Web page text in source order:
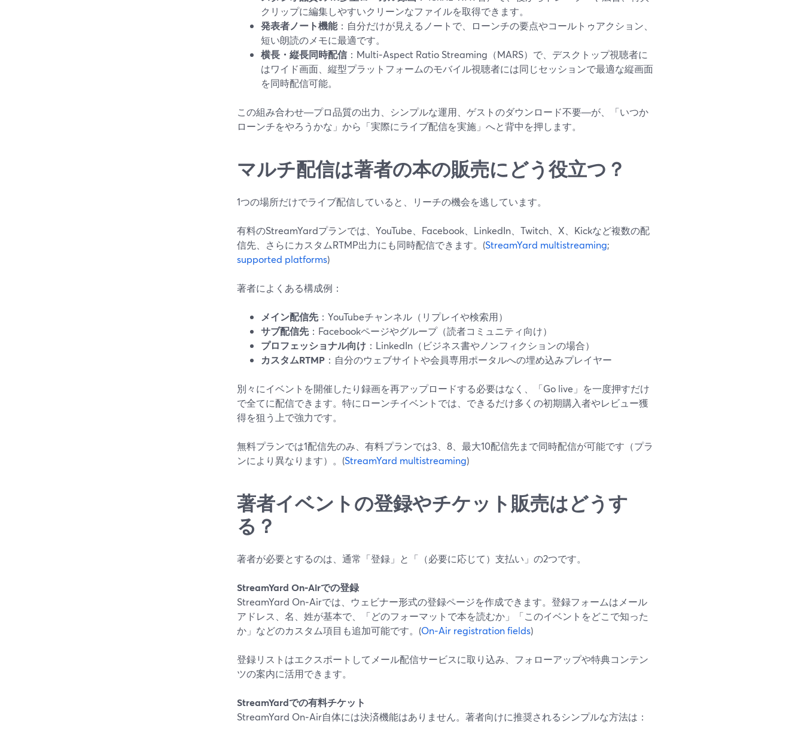
クリップに編集しやすいクリーンなファイルを取得できます。
発表者ノート機能：自分だけが見えるノートで、ローンチの要点やコールトゥアクション、
短い朗読のメモに最適です。
横長・縦長同時配信 ：Multi‑Aspect Ratio Streaming（MARS）で、デスクトップ視聴者に
はワイド画面、縦型プラットフォームのモバイル視聴者には同じセッションで最適な縦画面
を同時配信可能。
この組み合わせ―プロ品質の出力、シンプルな運用、ゲストのダウンロード不要―が、「いつか
ローンチをやろうかな」から「実際にライブ配信を実施」へと背中を押します。
マルチ配信は著者の本の販売にどう役立つ？
1つの場所だけでライブ配信していると、リーチの機会を逃しています。
有料のStreamYardプランでは、YouTube、Facebook、LinkedIn、Twitch、X、Kickなど複数の配
信先、さらにカスタムRTMP出力にも同時配信できます。(StreamYard multistreaming;
supported platforms)
著者によくある構成例：
メイン配信先：YouTubeチャンネル（リプレイや検索用）
サブ配信先：Facebookページやグループ（読者コミュニティ向け）
プロフェッショナル向け ：LinkedIn（ビジネス書やノンフィクションの場合）
カスタムRTMP ：自分のウェブサイトや会員専用ポータルへの埋め込みプレイヤー
別々にイベントを開催したり録画を再アップロードする必要はなく、「Go live」を一度押すだけ
で全てに配信できます。特にローンチイベントでは、できるだけ多くの初期購入者やレビュー獲
得を狙う上で強力です。
無料プランでは1配信先のみ、有料プランでは3、8、最大10配信先まで同時配信が可能です（プラ
ンにより異なります）。(StreamYard multistreaming)
著者イベントの登録やチケット販売はどうす
る？
著者が必要とするのは、通常「登録」と「（必要に応じて）支払い」の2つです。
StreamYard On‑Airでの登録
StreamYard On‑Airでは、ウェビナー形式の登録ページを作成できます。登録フォームはメール
アドレス、名、姓が基本で、「どのフォーマットで本を読むか」「このイベントをどこで知った
か」などのカスタム項目も追加可能です。(On‑Air registration fields)
登録リストはエクスポートしてメール配信サービスに取り込み、フォローアップや特典コンテン
ツの案内に活用できます。
StreamYardでの有料チケット
StreamYard On‑Air自体には決済機能はありません。著者向けに推奨されるシンプルな方法は：